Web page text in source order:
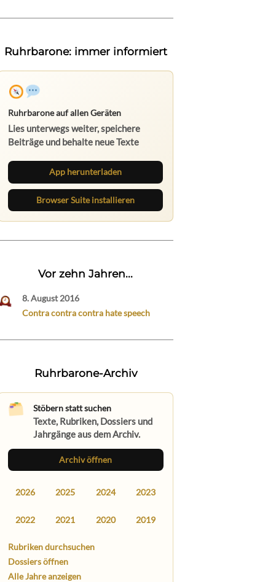
Ruhrbarone: immer informiert
Ruhrbarone auf allen Geräten
Lies unterwegs weiter, speichere
Beiträge und behalte neue Texte
App herunterladen
Browser Suite installieren
Vor zehn Jahren...
8. August 2016
Contra contra contra hate speech
Ruhrbarone-Archiv
Stöbern statt suchen
Texte, Rubriken, Dossiers und
Jahrgänge aus dem Archiv.
Archiv öffnen
2026 2025 2024 2023
2022 2021 2020 2019
Rubriken durchsuchen
Dossiers öffnen
Alle Jahre anzeigen